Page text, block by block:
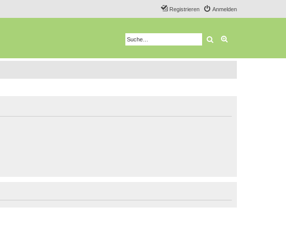
Anmelden
Registrieren
Suche